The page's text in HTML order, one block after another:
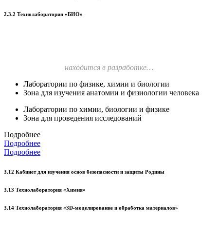
2.3.2 Технолаборатория «БИО»
находится в разработке…
Лаборатории по физике, химии и биологии
Зона для изучения анатомии и физиологии человека
Лаборатории по химии, биологии и физике
Зона для проведения исследований
Подробнее
Подробнее
Подробнее
3.12 Кабинет для изучения основ безопасности и защиты Родины
3.13 Технолаборатория «Химия»
3.14 Технолаборатория «3D-моделирование и обработка материалов»